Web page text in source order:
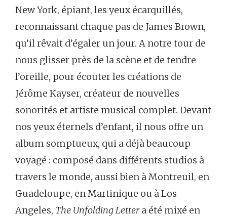
New York, épiant, les yeux écarquillés,
reconnaissant chaque pas de James Brown,
qu’il rêvait d’égaler un jour. A notre tour de
nous glisser près de la scène et de tendre
l’oreille, pour écouter les créations de
Jérôme Kayser, créateur de nouvelles
sonorités et artiste musical complet. Devant
nos yeux éternels d’enfant, il nous offre un
album somptueux, qui a déjà beaucoup
voyagé : composé dans différents studios à
travers le monde, aussi bien à Montreuil, en
Guadeloupe, en Martinique ou à Los
Angeles, The Unfolding Lettera été mixé en